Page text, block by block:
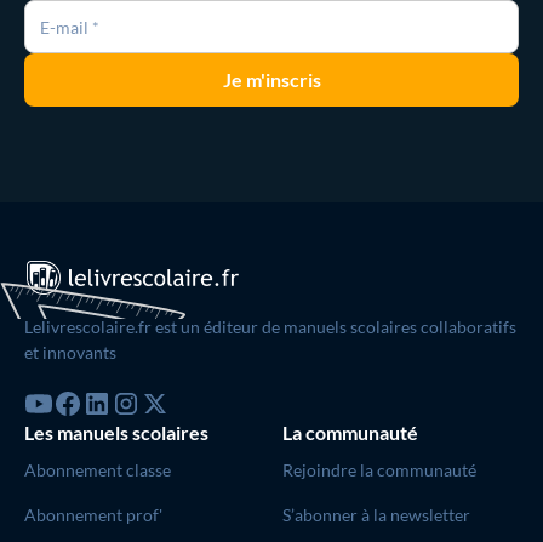
Lelivrescolaire.fr est un éditeur de manuels scolaires collaboratifs
et innovants
Les manuels scolaires
Abonnement classe
Abonnement prof'
La communauté
Rejoindre la communauté
S’abonner à la newsletter